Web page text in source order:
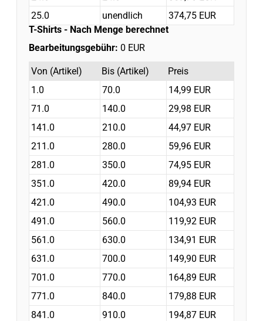
25.0
unendlich
374,75 EUR
T-Shirts - Nach Menge berechnet
Bearbeitungsgebühr: 0 EUR
Von (Artikel) Bis (Artikel)
Preis
1.0
70.0
14,99 EUR
71.0
140.0
29,98 EUR
141.0
210.0
44,97 EUR
211.0
280.0
59,96 EUR
281.0
350.0
74,95 EUR
351.0
420.0
89,94 EUR
421.0
490.0
104,93 EUR
491.0
560.0
119,92 EUR
561.0
630.0
134,91 EUR
631.0
700.0
149,90 EUR
701.0
770.0
164,89 EUR
771.0
840.0
179,88 EUR
841.0
910.0
194,87 EUR